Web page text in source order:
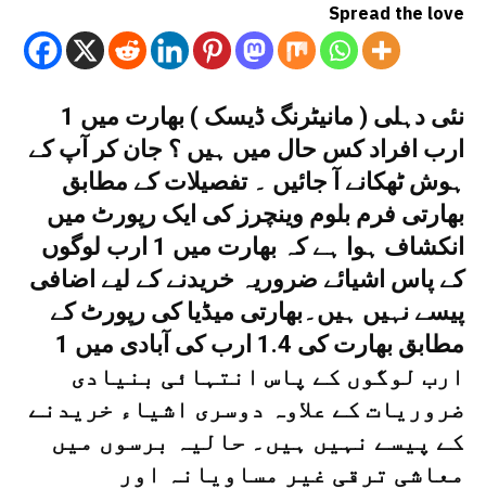
Spread the love
نئی دہلی ( مانیٹرنگ ڈیسک ) بھارت میں 1
ارب افراد کس حال میں ہیں ؟ جان کر آپ کے
ہوش ٹھکانے آ جائیں ۔ تفصیلات کے مطابق
بھارتی فرم بلوم وینچرز کی ایک رپورٹ میں
انکشاف ہوا ہے کہ بھارت میں 1 ارب لوگوں
کے پاس اشیائے ضروریہ خریدنے کے لیے اضافی
پیسے نہیں ہیں۔بھارتی میڈیا کی رپورٹ کے
مطابق بھارت کی 1.4 ارب کی آبادی میں 1
ارب لوگوں کے پاس انتہائی بنیادی
ضروریات کے علاوہ دوسری اشیاء خریدنے
کے پیسے نہیں ہیں۔ حالیہ برسوں میں
معاشی ترقی غیر مساویانہ اور